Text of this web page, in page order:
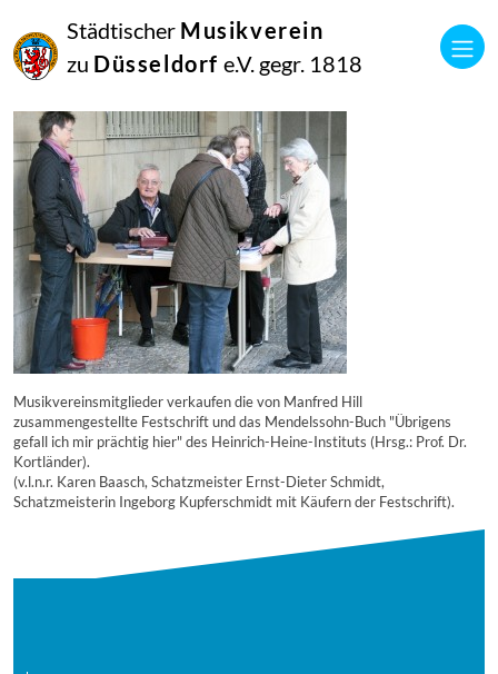
Städtischer Musikverein
zu Düsseldorf e.V. gegr. 1818
September
2014
Manfred Hill
Musikvereinsmitglieder verkaufen die von Manfred Hill
zusammengestellte Festschrift und das Mendelssohn-Buch "Übrigens
gefall ich mir prächtig hier" des Heinrich-Heine-Instituts (Hrsg.: Prof. Dr.
Kortländer).
(v.l.n.r. Karen Baasch, Schatzmeister Ernst-Dieter Schmidt,
Schatzmeisterin Ingeborg Kupferschmidt mit Käufern der Festschrift).